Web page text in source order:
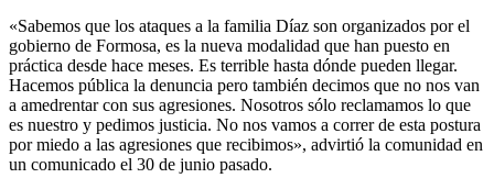
«Sabemos que los ataques a la familia Díaz son organizados por el
gobierno de Formosa, es la nueva modalidad que han puesto en
práctica desde hace meses. Es terrible hasta dónde pueden llegar.
Hacemos pública la denuncia pero también decimos que no nos van
a amedrentar con sus agresiones. Nosotros sólo reclamamos lo que
es nuestro y pedimos justicia. No nos vamos a correr de esta postura
por miedo a las agresiones que recibimos», advirtió la comunidad en
un comunicado el 30 de junio pasado.